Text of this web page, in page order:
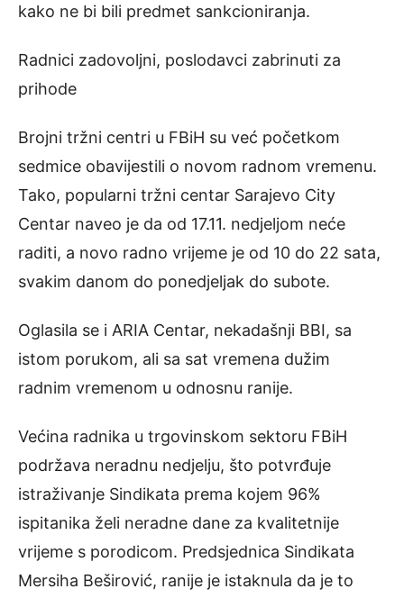
kako ne bi bili predmet sankcioniranja.
Radnici zadovoljni, poslodavci zabrinuti za
prihode
Brojni tržni centri u FBiH su već početkom
sedmice obavijestili o novom radnom vremenu.
Tako, popularni tržni centar Sarajevo City
Centar naveo je da od 17.11. nedjeljom neće
raditi, a novo radno vrijeme je od 10 do 22 sata,
svakim danom do ponedjeljak do subote.
Oglasila se i ARIA Centar, nekadašnji BBI, sa
istom porukom, ali sa sat vremena dužim
radnim vremenom u odnosnu ranije.
Većina radnika u trgovinskom sektoru FBiH
podržava neradnu nedjelju, što potvrđuje
istraživanje Sindikata prema kojem 96%
ispitanika želi neradne dane za kvalitetnije
vrijeme s porodicom. Predsjednica Sindikata
Mersiha Beširović, ranije je istaknula da je to